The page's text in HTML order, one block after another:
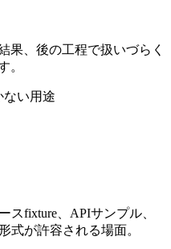
果、後の工程で扱いづらく
。
ない用途
スfixture、APIサンプル、
式が許容される場面。